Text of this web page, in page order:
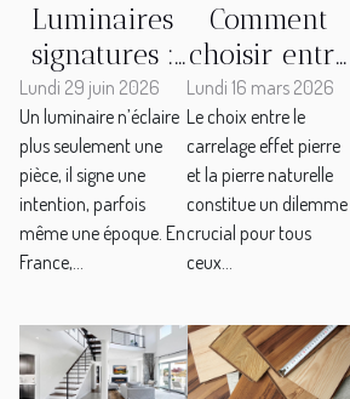
Luminaires
signatures :
comment
choisir sans
fausse note
chez soi
Lundi 29 juin 2026
Un luminaire n’éclaire
plus seulement une
pièce, il signe une
intention, parfois
même une époque. En
France,...
Comment
choisir entre
carrelage
effet pierre
et pierre
naturelle ?
Lundi 16 mars 2026
Le choix entre le
carrelage effet pierre
et la pierre naturelle
constitue un dilemme
crucial pour tous
ceux...